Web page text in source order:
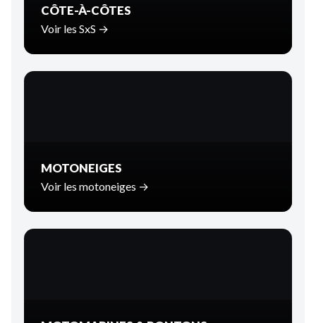
CÔTE-À-CÔTES
Voir les SxS →
MOTONEIGES
Voir les motoneiges →